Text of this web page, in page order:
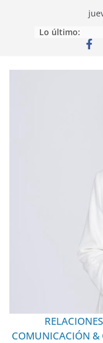
Lo último:
COMUNICACIÓN &